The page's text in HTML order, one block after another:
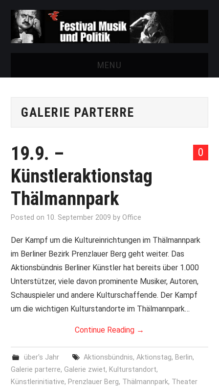
MENU
FESTIVAL
AUSSTELLUNGEN
ARCHIV
PRINT & CDS
IMPRESSUM
GALERIE PARTERRE
0
19.9. –
Künstleraktionstag
Thälmannpark
Posted on 10. September 2009 byOffice
Der Kampf um die Kultureinrichtungen im Thälmannpark
im Berliner Bezirk Prenzlauer Berg geht weiter. Das
Aktionsbündnis Berliner Künstler hat bereits über 1.000
Unterstützer, viele davon prominente Musiker, Autoren,
Schauspieler und andere Kulturschaffende. Der Kampf
um die wichtigen Kulturstandorte im Thälmannpark…
Continue Reading →
über's Jahr Aktionsbündnis, Aktionstag, Berlin,
Galerie parterre,Galerie zwiet, Kulturstandort,
Künstlerinitiative, Prenzlauer Berg, Thälmannpark, Theater